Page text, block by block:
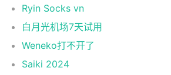
Ryin Socks vn
白月光机场7天试用
Weneko打不开了
Saiki 2024